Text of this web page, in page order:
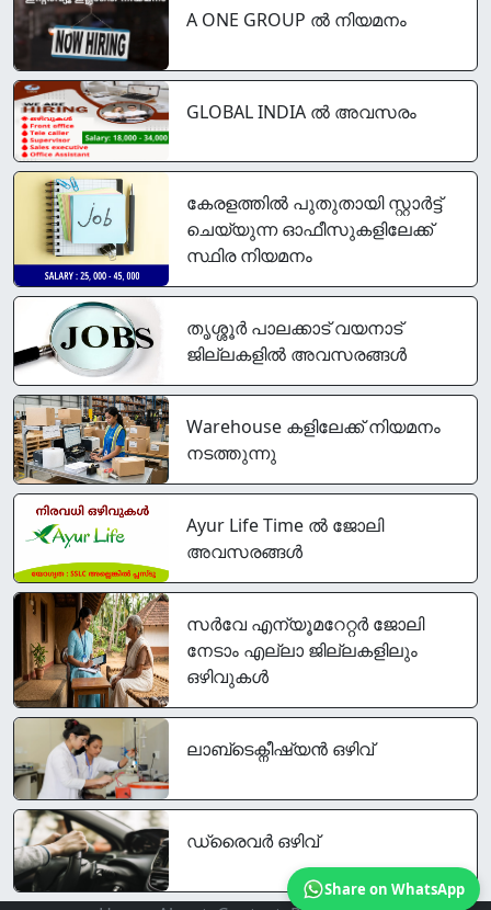
A ONE GROUP ൽ നിയമനം
GLOBAL INDIA ൽ അവസരം
കേരളത്തിൽ പുതുതായി സ്റ്റാർട്ട്‌
ചെയ്യുന്ന ഓഫീസുകളിലേക്ക്
സ്ഥിര നിയമനം
തൃശ്ശൂർ പാലക്കാട്‌ വയനാട്
ജില്ലകളിൽ അവസരങ്ങൾ
Warehouse കളിലേക്ക് നിയമനം
നടത്തുന്നു
Ayur Life Time ൽ ജോലി
അവസരങ്ങൾ
സര്‍വേ എന്യൂമറേറ്റര്‍ ജോലി
നേടാം എല്ലാ ജില്ലകളിലും
ഒഴിവുകൾ
ലാബ്ടെക്നീഷ്യൻ ഒഴിവ്
ഡ്രൈവര്‍ ഒഴിവ്
Share on WhatsApp